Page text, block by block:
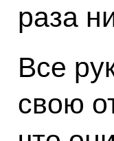
раза
Все
свою